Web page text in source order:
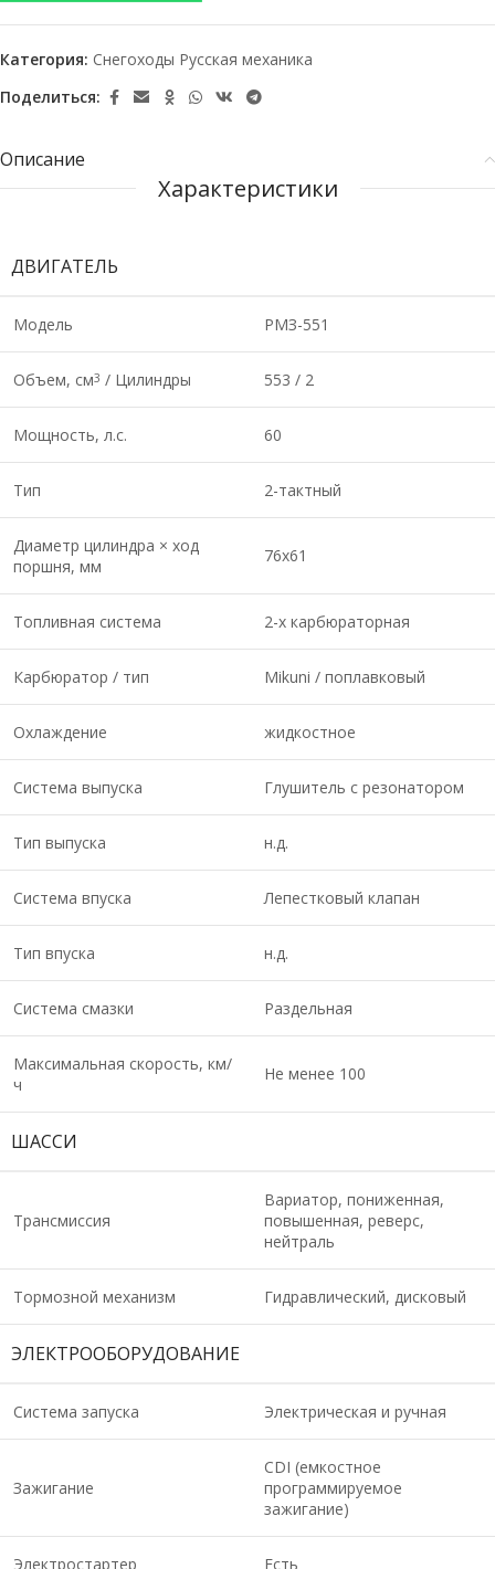
Категория: Снегоходы Русская механика
Поделиться:
Описание
Характеристики
ДВИГАТЕЛЬ
Модель РМЗ-551
Объем, см3 / Цилиндры 553 / 2
Мощность, л.с. 60
Тип 2-тактный
Диаметр цилиндра × ход
поршня, мм
76х61
Топливная система 2-х карбюраторная
Карбюратор / тип Mikuni / поплавковый
Охлаждение жидкостное
Система выпуска Глушитель с резонатором
Тип выпуска н.д.
Система впуска Лепестковый клапан
Тип впуска н.д.
Система смазки Раздельная
Максимальная скорость, км/
ч
Не менее 100
ШАССИ
Трансмиссия
Вариатор, пониженная,
повышенная, реверс,
нейтраль
Тормозной механизм Гидравлический, дисковый
ЭЛЕКТРООБОРУДОВАНИЕ
Система запуска Электрическая и ручная
Зажигание
CDI (емкостное
программируемое
зажигание)
Электростартер Есть